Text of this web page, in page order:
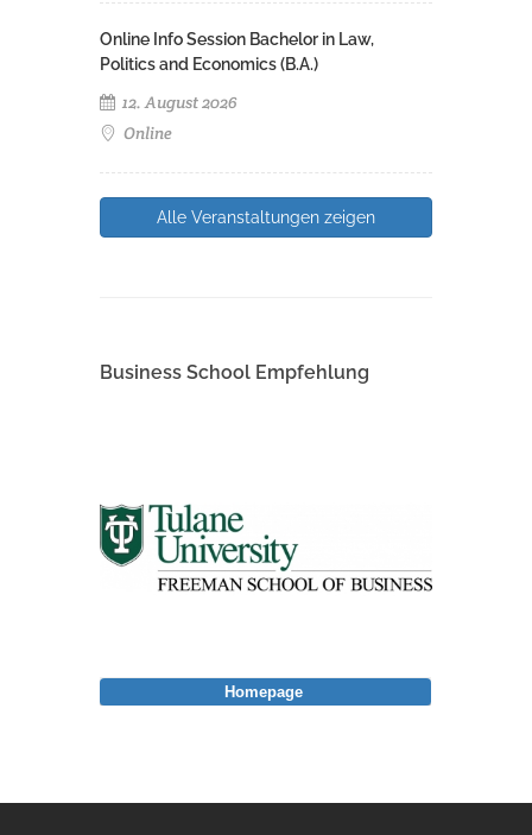
Online Info Session Bachelor in Law,
Politics and Economics (B.A.)
12. August 2026
Online
Alle Veranstaltungen zeigen
Business School Empfehlung
Homepage